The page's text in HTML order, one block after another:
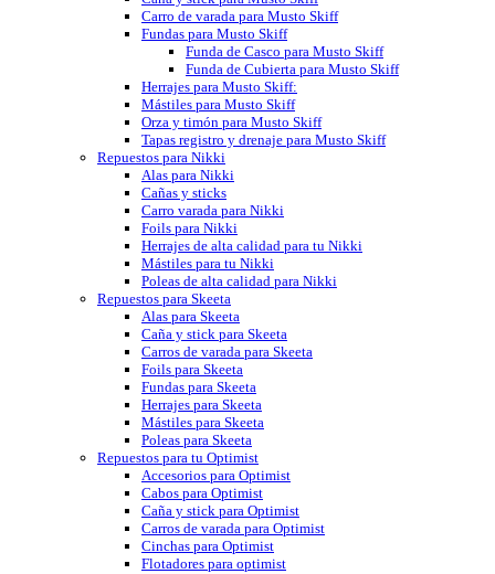
Carro de varada para Musto Skiff
Fundas para Musto Skiff
Funda de Casco para Musto Skiff
Funda de Cubierta para Musto Skiff
Herrajes para Musto Skiff:
Mástiles para Musto Skiff
Orza y timón para Musto Skiff
Tapas registro y drenaje para Musto Skiff
Repuestos para Nikki
Alas para Nikki
Cañas y sticks
Carro varada para Nikki
Foils para Nikki
Herrajes de alta calidad para tu Nikki
Mástiles para tu Nikki
Poleas de alta calidad para Nikki
Repuestos para Skeeta
Alas para Skeeta
Caña y stick para Skeeta
Carros de varada para Skeeta
Foils para Skeeta
Fundas para Skeeta
Herrajes para Skeeta
Mástiles para Skeeta
Poleas para Skeeta
Repuestos para tu Optimist
Accesorios para Optimist
Cabos para Optimist
Caña y stick para Optimist
Carros de varada para Optimist
Cinchas para Optimist
Flotadores para optimist